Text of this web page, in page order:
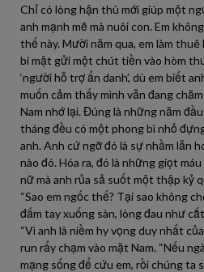
Chỉ có lòng hận thù mới giúp một
anh mạnh mẽ mà nuôi con. Em
thế này. Mười năm qua, em làm
bí mật gửi một chút tiền vào hòm
‘người hỗ trợ ẩn danh’, dù em biết
muốn cảm thấy mình vẫn đang
Nam nhớ lại. Đúng là những năm
tháng đều có một phong bì nhỏ
anh. Anh cứ ngỡ đó là sự nhầm lẫn
nào đó. Hóa ra, đó là những giọt
nữ mà anh rủa sả suốt một thập kỷ
“Sao em ngốc thế? Tại sao không
đấm tay xuống sàn, lòng đau như
“Vì anh là niềm hy vọng duy nhất
run rẩy chạm vào mặt Nam. “Nếu
mạng sống để cứu em, rồi chúng ta